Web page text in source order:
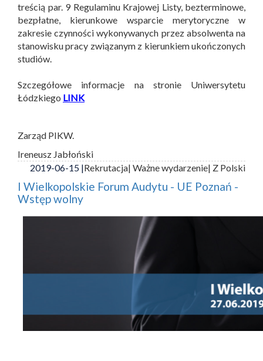
treścią par. 9 Regulaminu Krajowej Listy, bezterminowe,
bezpłatne, kierunkowe wsparcie merytoryczne w
zakresie czynności wykonywanych przez absolwenta na
stanowisku pracy związanym z kierunkiem ukończonych
studiów.
Szczegółowe informacje na stronie Uniwersytetu
Łódzkiego LINK
Zarząd PIKW.
Ireneusz Jabłoński
2019-06-15 |Rekrutacja| Ważne wydarzenie| Z Polski
I Wielkopolskie Forum Audytu - UE Poznań -
Wstęp wolny